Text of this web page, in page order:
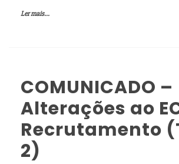
Ler mais...
COMUNICADO –
Alterações ao
Recrutamento
2)